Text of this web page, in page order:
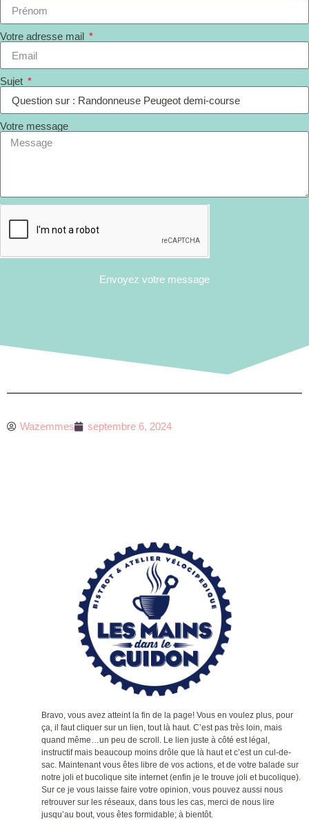
Votre adresse mail
Sujet
Votre message
Envoyez votre message
Wazemmes septembre 6, 2024
Bravo, vous avez atteint la fin de la page! Vous en voulez plus, pour
ça, il faut cliquer sur un lien, tout là haut. C’est pas très loin, mais
quand même…un peu de scroll. Le lien juste à côté est légal,
instructif mais beaucoup moins drôle que là haut et c’est un cul-de-
sac. Maintenant vous êtes libre de vos actions, et de votre balade sur
notre joli et bucolique site internet (enfin je le trouve joli et bucolique).
Sur ce je vous laisse faire votre opinion, vous pouvez aussi nous
retrouver sur les réseaux, dans tous les cas, merci de nous lire
jusqu’au bout, vous êtes formidable; à bientôt.